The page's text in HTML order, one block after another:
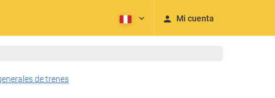
Mi cuenta
de trenes